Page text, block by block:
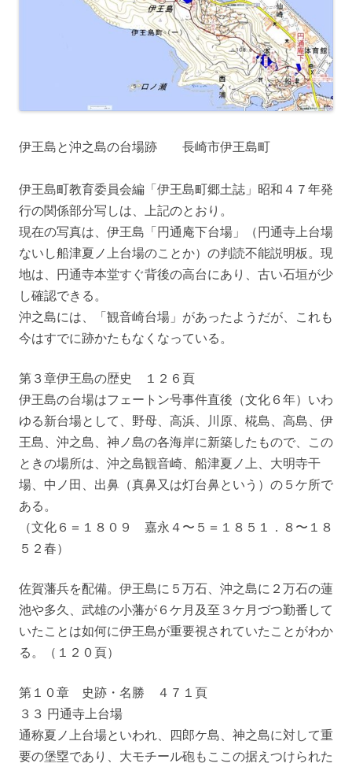
伊王島と沖之島の台場跡 長崎市伊王島町
伊王島町教育委員会編「伊王島町郷土誌」昭和４７年発
行の関係部分写しは、上記のとおり。
現在の写真は、伊王島「円通庵下台場」（円通寺上台場
ないし船津夏ノ上台場のことか）の判読不能説明板。現
地は、円通寺本堂すぐ背後の高台にあり、古い石垣が少
し確認できる。
沖之島には、「観音崎台場」があったようだが、これも
今はすでに跡かたもなくなっている。
第３章伊王島の歴史 １２６頁
伊王島の台場はフェートン号事件直後（文化６年）いわ
ゆる新台場として、野母、高浜、川原、椛島、高島、伊
王島、沖之島、神ノ島の各海岸に新築したもので、この
ときの場所は、沖之島観音崎、船津夏ノ上、大明寺干
場、中ノ田、出鼻（真鼻又は灯台鼻という）の５ケ所で
ある。
（文化６＝１８０９ 嘉永４〜５＝１８５１．８〜１８
５２春）
佐賀藩兵を配備。伊王島に５万石、沖之島に２万石の蓮
池や多久、武雄の小藩が６ケ月及至３ケ月づつ勤番して
いたことは如何に伊王島が重要視されていたことがわか
る。（１２０頁）
第１０章 史跡・名勝 ４７１頁
３３ 円通寺上台場
通称夏ノ上台場といわれ、四郎ケ島、神之島に対して重
要の堡塁であり、大モチール砲もここの据えつけられた